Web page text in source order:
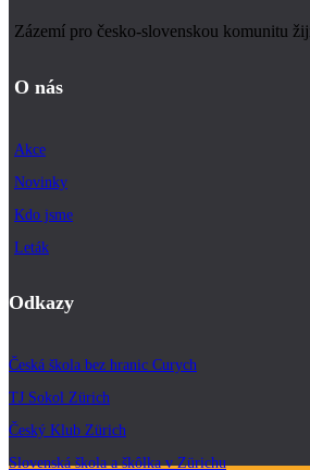
Zázemí pro česko-slovenskou komunitu
O nás
Akce
Novinky
Kdo jsme
Leták
Odkazy
Česká škola bez hranic Curych
TJ Sokol Zürich
Český Klub Zürich
Slovenská škola a škôlka v Zürichu